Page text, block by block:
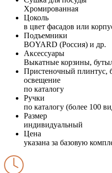
Хромированная
Цоколь
в цвет фасадов или
Подъемники
BOYARD (Россия) и др.
Аксессуары
Выкатные корзины,
Пристеночный плинтус,
освещение
по каталогу
Ручки
по каталогу (более 100
Размер
индивидуальный
Цена
указана за базовую